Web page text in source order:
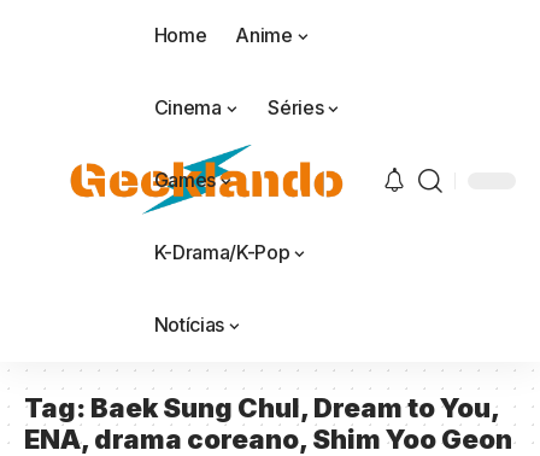
Home Anime
Cinema Séries
Games
K-Drama/K-Pop
Notícias
Tag: Baek Sung Chul, Dream to You,
ENA, drama coreano, Shim Yoo Geon